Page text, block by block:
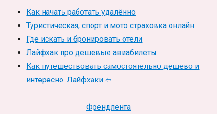
Как начать работать удалённо
Туристическая, спорт и мото страховка онлайн
Где искать и бронировать отели
Лайфхак про дешевые авиабилеты
Как путешествовать самостоятельно дешево и
интересно. Лайфхаки ⇦
Френдлента